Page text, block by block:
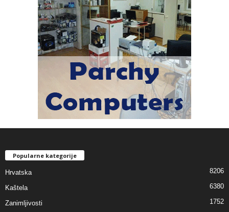
Popularne kategorije
Hrvatska 8206
Kaštela 6380
Zanimljivosti 1752